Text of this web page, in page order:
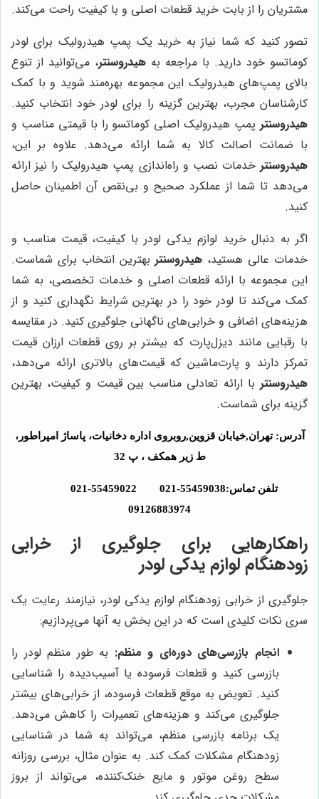
مشتریان را از بابت خرید قطعات اصلی و با کیفیت راحت می‌کند.
تصور کنید که شما نیاز به خرید یک پمپ هیدرولیک برای لودر
کوماتسو خود دارید. با مراجعه به هیدروسنتر، می‌توانید از تنوع
بالای پمپ‌های هیدرولیک این مجموعه بهره‌مند شوید و با کمک
کارشناسان مجرب، بهترین گزینه را برای لودر خود انتخاب کنید.
هیدروسنتر پمپ هیدرولیک اصلی کوماتسو را با قیمتی مناسب و
با ضمانت اصالت کالا به شما ارائه می‌دهد. علاوه بر این،
هیدروسنتر خدمات نصب و راه‌اندازی پمپ هیدرولیک را نیز ارائه
می‌دهد تا شما از عملکرد صحیح و بی‌نقص آن اطمینان حاصل
کنید.
اگر به دنبال خرید لوازم یدکی لودر با کیفیت، قیمت مناسب و
خدمات عالی هستید، هیدروسنتربهترین انتخاب برای شماست.
این مجموعه با ارائه قطعات اصلی و خدمات تخصصی، به شما
کمک می‌کند تا لودر خود را در بهترین شرایط نگهداری کنید و از
هزینه‌های اضافی و خرابی‌های ناگهانی جلوگیری کنید. در مقایسه
با رقبایی مانند دیزل‌پارت که بیشتر بر روی قطعات ارزان قیمت
تمرکز دارند و پارت‌ماشین که قیمت‌های بالاتری ارائه می‌دهد،
هیدروسنتر با ارائه تعادلی مناسب بین قیمت و کیفیت، بهترین
گزینه برای شماست.
آدرس: تهران,خیابان قزوین,روبروی اداره دخانیات، پاساژ امپراطور،
ط زیر همکف ، پ 32
09126883974
راهکارهایی برای جلوگیری از خرابی
زودهنگام لوازم یدکی لودر
جلوگیری از خرابی زودهنگام لوازم یدکی لودر، نیازمند رعایت یک
سری نکات کلیدی است که در این بخش به آنها می‌پردازیم:
انجام بازرسی‌های دوره‌ای و منظم: به طور منظم لودر را
بازرسی کنید و قطعات فرسوده یا آسیب‌دیده را شناسایی
کنید. تعویض به موقع قطعات فرسوده، از خرابی‌های بیشتر
جلوگیری می‌کند و هزینه‌های تعمیرات را کاهش می‌دهد.
یک برنامه بازرسی منظم، می‌تواند به شما در شناسایی
زودهنگام مشکلات کمک کند. به عنوان مثال، بررسی روزانه
سطح روغن موتور و مایع خنک‌کننده، می‌تواند از بروز